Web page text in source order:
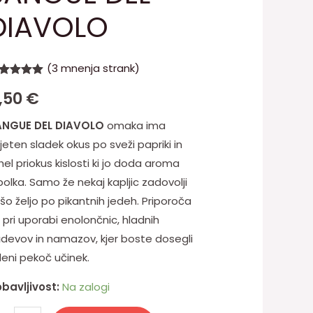
od 5 na
(3 mnenja strank)
€
DEL DIAVOLO omaka ima
sladek okus po sveži papriki in
priokus kislosti ki jo doda aroma
Samo že nekaj kapljic zadovolji
željo po pikantnih jedeh. Priporoča
pri uporabi enolončnic, hladnih
in namazov, kjer boste dosegli
pekoč učinek.
Na zalogi